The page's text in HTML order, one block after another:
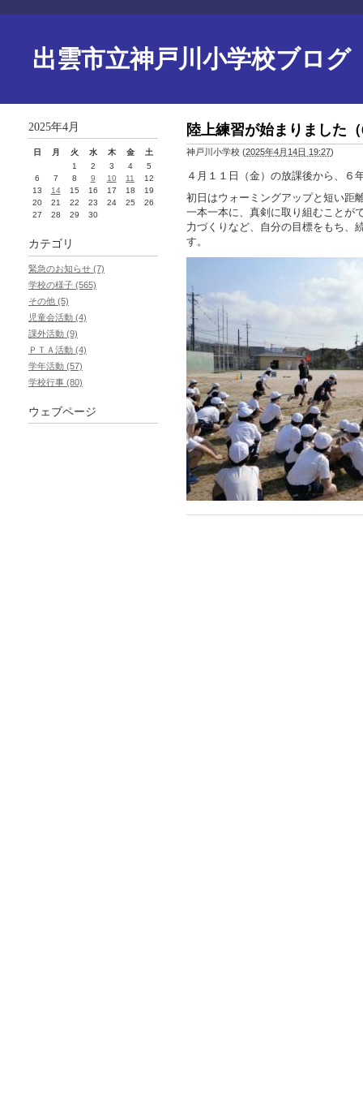
出雲市立神戸川小学校ブログ
陸上練習が始まりました
神戸川小学校 (2025年4月14日 19:27)
４月１１日（金）の放課後から、６
初日はウォーミングアップと短い距
一本一本に、真剣に取り組むことが
力づくりなど、自分の目標をもち、
す。
2025年4月
日 月 火 水 木 金
土
1
2 3 4
5
6
7 8 9 10 11
12
13
14 15 16 17 18
19
20
21 22 23 24 25
26
27
28 29 30
カテゴリ
緊急のお知らせ (7)
学校の様子 (565)
その他 (5)
児童会活動 (4)
課外活動 (9)
ＰＴＡ活動 (4)
学年活動 (57)
学校行事 (80)
ウェブページ